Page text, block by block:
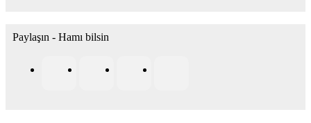
Paylaşın - Hamı bilsin